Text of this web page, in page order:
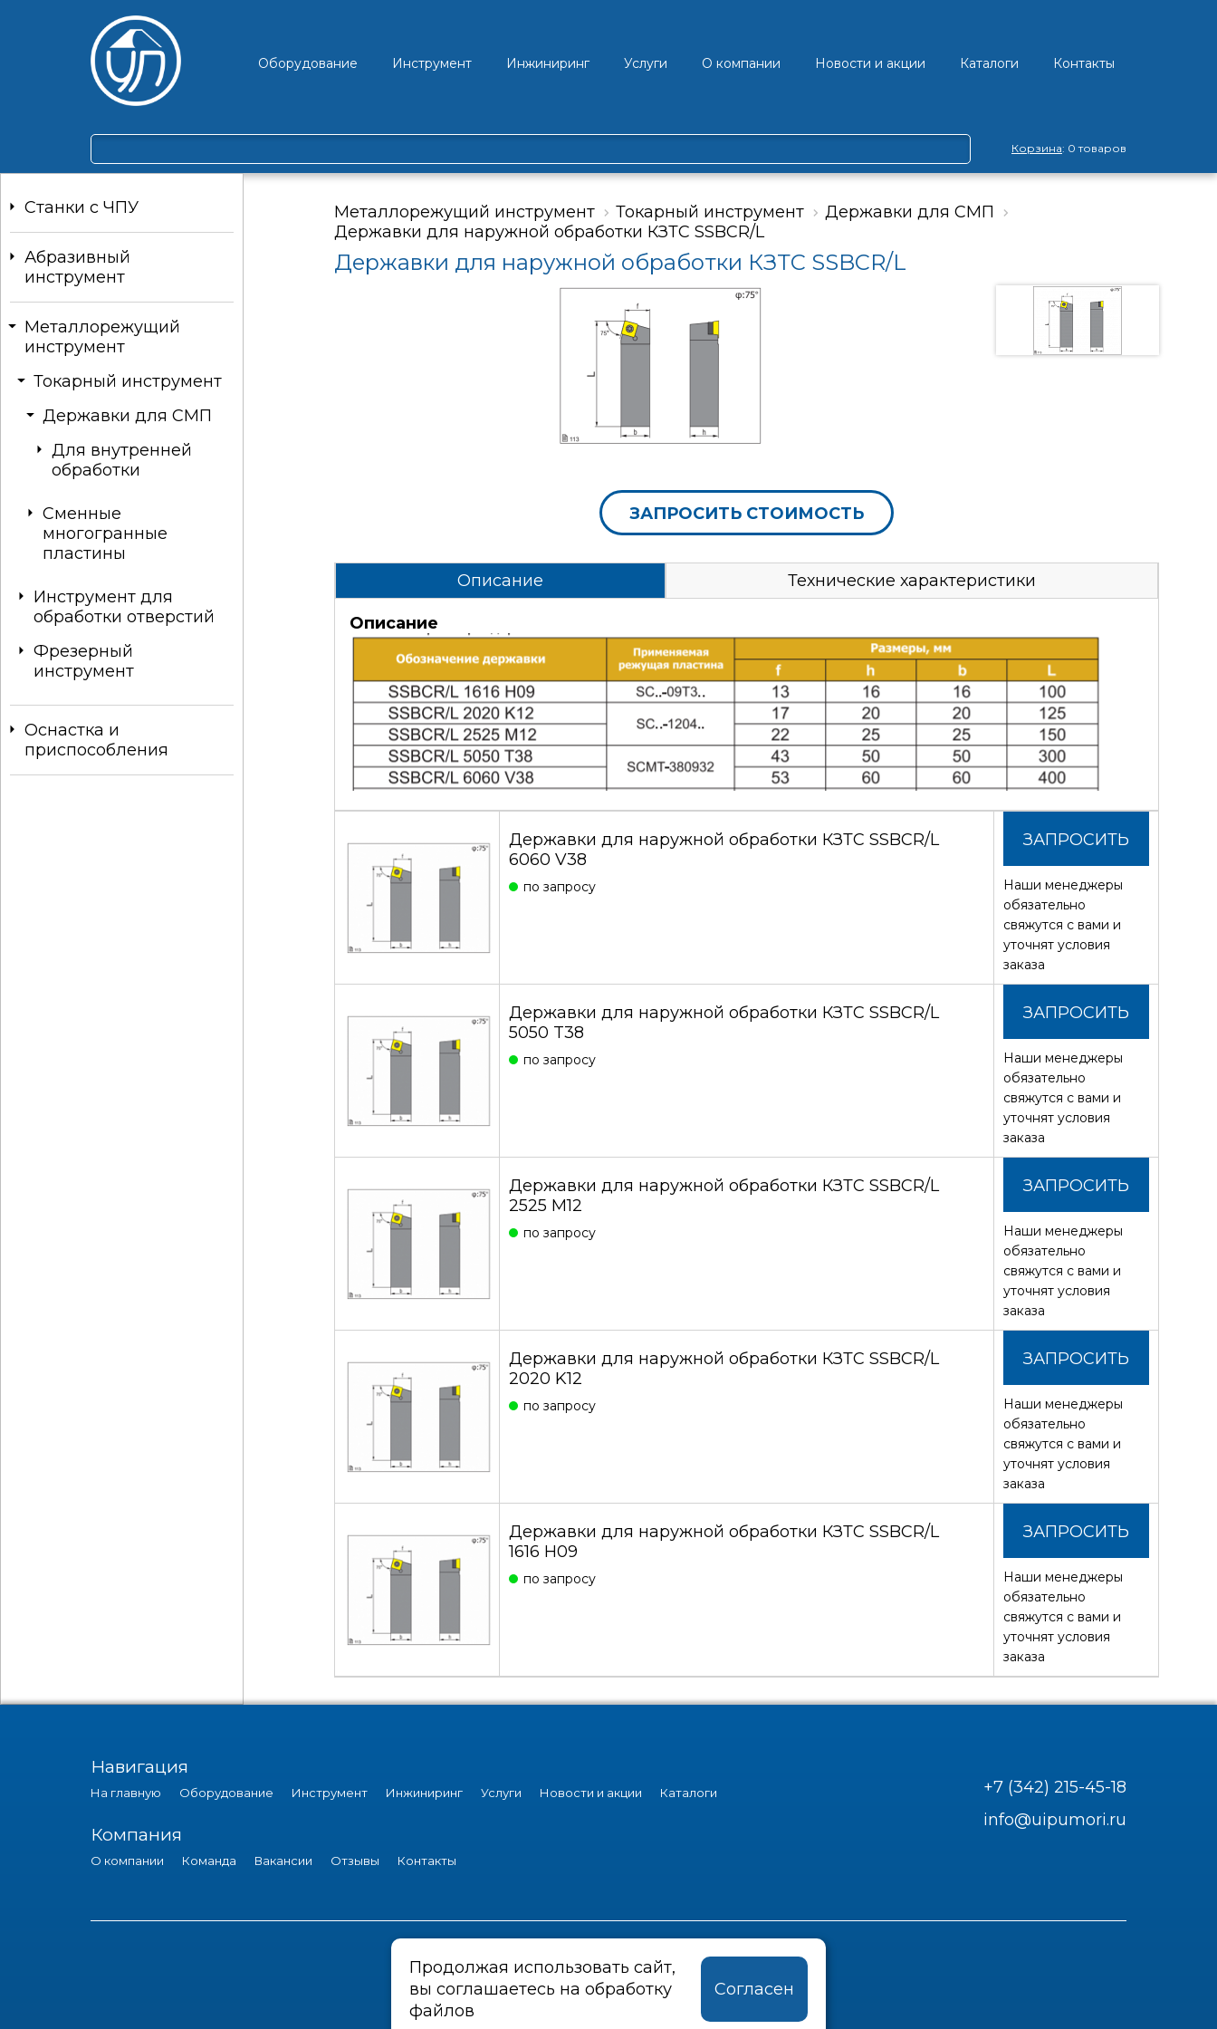
Оборудование Инструмент Инжиниринг Услуги О компании Новости и акции Каталоги Контакты
Корзина: 0 товаров
Станки c ЧПУ
Абразивный
инструмент
Металлорежущий
инструмент
Токарный инструмент
Державки для СМП
Для внутренней
обработки
Сменные
многогранные
пластины
Инструмент для
обработки отверстий
Фрезерный
инструмент
Оснастка и
приспособления
Металлорежущий инструмент Токарный инструмент
Державки для СМП
Державки для наружной обработки КЗТС SSBCR/L
Державки для наружной обработки КЗТС SSBCR/L
ЗАПРОСИТЬ СТОИМОСТЬ
Описание Технические характеристики
Описание
Державки для наружной обработки КЗТС SSBCR/L
6060 V38
по запросу
ЗАПРОСИТЬ
СТОИМОСТЬ
Наши менеджеры
обязательно
свяжутся с вами и
уточнят условия
заказа
Державки для наружной обработки КЗТС SSBCR/L
5050 T38
по запросу
ЗАПРОСИТЬ
СТОИМОСТЬ
Наши менеджеры
обязательно
свяжутся с вами и
уточнят условия
заказа
Державки для наружной обработки КЗТС SSBCR/L
2525 M12
по запросу
ЗАПРОСИТЬ
СТОИМОСТЬ
Наши менеджеры
обязательно
свяжутся с вами и
уточнят условия
заказа
Державки для наружной обработки КЗТС SSBCR/L
2020 K12
по запросу
ЗАПРОСИТЬ
СТОИМОСТЬ
Наши менеджеры
обязательно
свяжутся с вами и
уточнят условия
заказа
Державки для наружной обработки КЗТС SSBCR/L
1616 H09
по запросу
ЗАПРОСИТЬ
СТОИМОСТЬ
Наши менеджеры
обязательно
свяжутся с вами и
уточнят условия
заказа
Навигация
На главную Оборудование Инструмент Инжиниринг Услуги Новости и акции Каталоги
Компания
О компании Команда Вакансии Отзывы Контакты
+7 (342) 215-45-18
info@uipumori.ru
1993-2026 ООО "Урал-инструмент-Пром"
Политика конфиденциальности
Продолжая использовать сайт,
вы соглашаетесь на обработку
файлов
Согласен